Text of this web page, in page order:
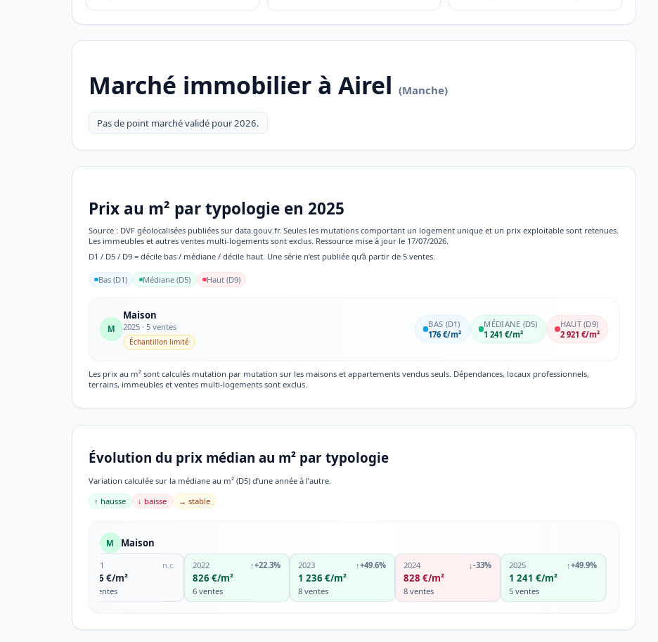
Marché immobilier à Airel (Manche)
Pas de point marché validé pour 2026.
Prix au m² par typologie en 2025
Source : DVF géolocalisées publiées sur data.gouv.fr. Seules les mutations comportant un logement unique et un prix exploitable sont retenues.
Les immeubles et autres ventes multi-logements sont exclus. Ressource mise à jour le 17/07/2026.
D1 / D5 / D9 = décile bas / médiane / décile haut. Une série n’est publiée qu’à partir de 5 ventes.
Bas (D1) Médiane (D5) Haut (D9)
M
Maison
2025 · 5 ventes
Échantillon limité
BAS (D1)
176 €/m²
MÉDIANE (D5)
1 241 €/m²
HAUT (D9)
2 921 €/m²
Les prix au m² sont calculés mutation par mutation sur les maisons et appartements vendus seuls. Dépendances, locaux professionnels,
terrains, immeubles et ventes multi-logements sont exclus.
Évolution du prix médian au m² par typologie
Variation calculée sur la médiane au m² (D5) d’une année à l’autre.
↑ hausse
↓ baisse → stable
M Maison
2021 n.c.
676 €/m²
9 ventes
2022 ↑+22.3%
826 €/m²
6 ventes
2023 ↑+49.6%
1 236 €/m²
8 ventes
2024 ↓-33%
828 €/m²
8 ventes
2025 ↑+49.9%
1 241 €/m²
5 ventes